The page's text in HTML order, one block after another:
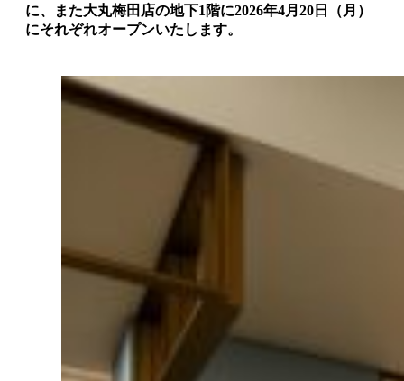
に、また大丸梅田店の地下1階に2026年4月20日（月）
にそれぞれオープンいたします。